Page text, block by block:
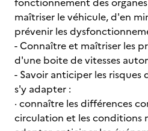
maîtriser le véhicule, d'en
prévenir les
- Connaître et maîtriser les
d'une boite de vitesses
- Savoir anticiper les risques
s'y adapter :
· connaître les différences
circulation et les conditions